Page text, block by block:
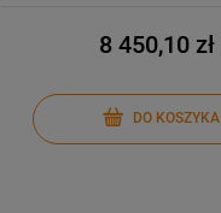
8 450,10 zł
DO KOSZYKA